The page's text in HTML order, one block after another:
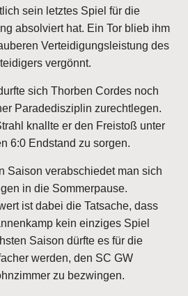
sein letztes Spiel für die
absolviert hat. Ein Tor blieb ihm
Verteidigungsleistung des
vergönnt.
sich Thorben Cordes noch
Paradedisziplin zurechtlegen.
knallte er den Freistoß unter
6:0 Endstand zu sorgen.
Saison verabschiedet man sich
in die Sommerpause.
ist dabei die Tatsache, dass
kein einziges Spiel
Saison dürfte es für die
werden, den SC GW
zu bezwingen.